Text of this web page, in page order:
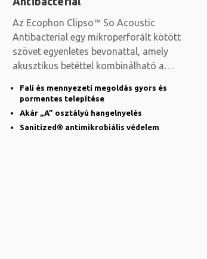
Az Ecophon Clipso™ So Acoustic
Antibacterial egy mikroperforált kötött
szövet egyenletes bevonattal, amely
akusztikus betéttel kombinálható a
Fali és mennyezeti megoldás gyors és
pormentes telepítése
Akár „A” osztályú hangelnyelés
Sanitized® antimikrobiális védelem